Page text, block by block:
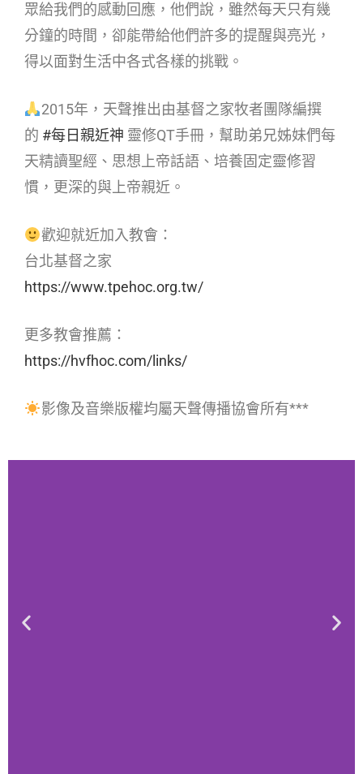
眾給我們的感動回應，他們說，雖然每天只有幾
分鐘的時間，卻能帶給他們許多的提醒與亮光，
得以面對生活中各式各樣的挑戰。
2015年，天聲推出由基督之家牧者團隊編撰
的 #每日親近神 靈修QT手冊，幫助弟兄姊妹們每
天精讀聖經、思想上帝話語、培養固定靈修習
慣，更深的與上帝親近。
歡迎就近加入教會：
台北基督之家
https://www.tpehoc.org.tw/
更多教會推薦：
https://hvfhoc.com/links/
影像及音樂版權均屬天聲傳播協會所有***